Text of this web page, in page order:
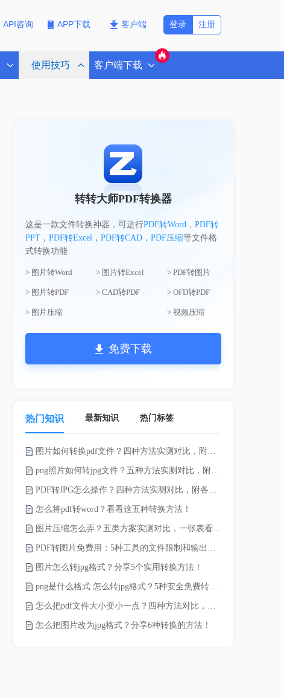
API咨询 APP下载 客户端 注册
登录
使用技巧 客户端下载
转转大师PDF转换器
这是一款文件转换神器，可进行PDF转Word， PDF转
PPT， PDF转Excel， PDF转CAD， PDF压缩等文件格
式转换功能
> 图片转Word > 图片转Excel > PDF转图片
> 图片转PDF > CAD转PDF > OFD转PDF
> 图片压缩 > 视频压缩
免费下载
热门知识 最新知识 热门标签
图片如何转换pdf文件？四种方法实测对比，附各场景最优选！
png照片如何转jpg文件？五种方法实测对比，附各场景最优选!！
PDF转JPG怎么操作？四种方法实测对比，附各场景最优选！
怎么将pdf转word？看看这五种转换方法！
图片压缩怎么弄？五类方案实测对比，一张表看懂怎么选！
PDF转图片免费用：5种工具的文件限制和输出质量对比！
图片怎么转jpg格式？分享5个实用转换方法！
png是什么格式 怎么转jpg格式？5种安全免费转换方法全解析！
怎么把pdf文件大小变小一点？四种方法对比，一看就懂！
怎么把图片改为jpg格式？分享6种转换的方法！